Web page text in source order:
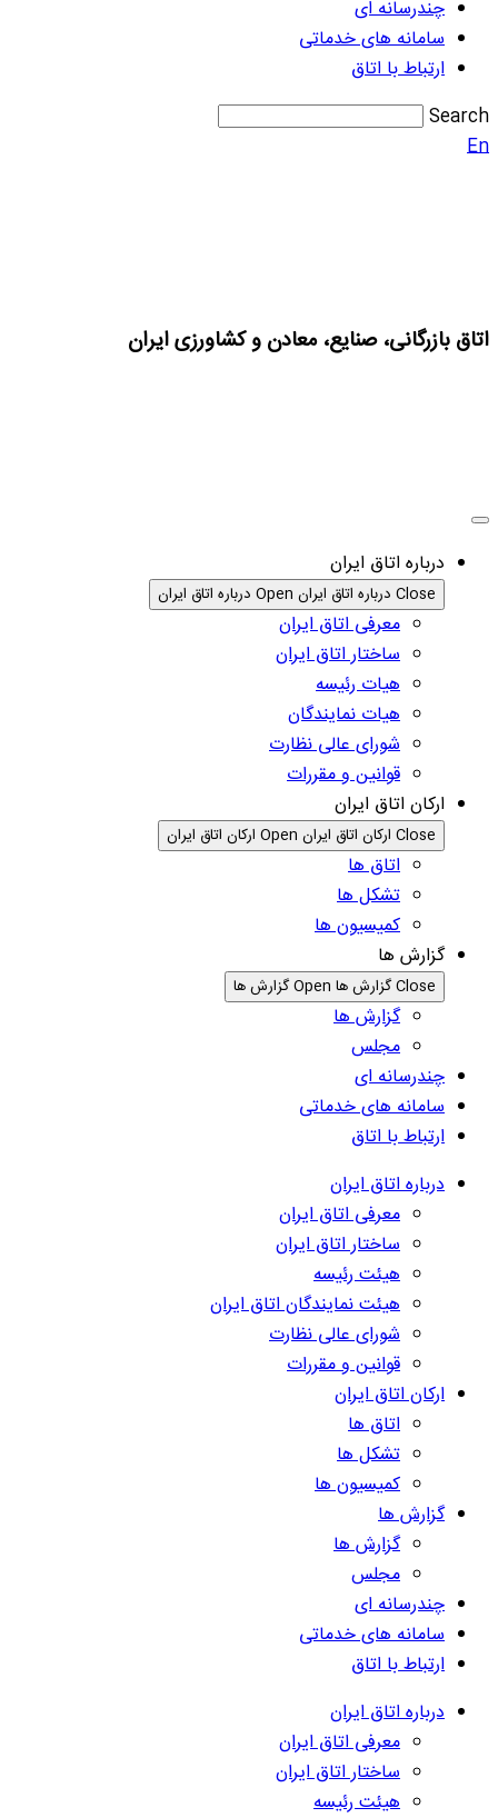
چندرسانه ای
سامانه های خدماتی
ارتباط با اتاق
Search
En
اتاق بازرگانی، صنایع، معادن و کشاورزی ایران
درباره اتاق ایران
Close درباره اتاق ایران Open درباره اتاق ایران
معرفی اتاق ایران
ساختار اتاق ایران
هیات رئیسه
هیات نمایندگان
شورای عالی نظارت
قوانین و مقررات
ارکان اتاق ایران
Close ارکان اتاق ایران Open ارکان اتاق ایران
اتاق ها
تشکل ها
کمیسیون ها
گزارش ها
Close گزارش ها Open گزارش ها
گزارش ها
مجلس
چندرسانه ای
سامانه های خدماتی
ارتباط با اتاق
درباره اتاق ایران
معرفی اتاق ایران
ساختار اتاق ایران
هیئت رئیسه
هیئت نمایندگان اتاق ایران
شورای عالی نظارت
قوانین و مقررات
ارکان اتاق ایران
اتاق ها
تشکل ها
کمیسیون ها
گزارش ها
گزارش ها
مجلس
چندرسانه ای
سامانه های خدماتی
ارتباط با اتاق
درباره اتاق ایران
معرفی اتاق ایران
ساختار اتاق ایران
هیئت رئیسه